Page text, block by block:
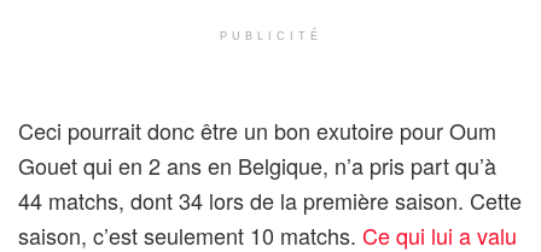
PUBLICITÉ
Ceci pourrait donc être un bon exutoire pour Oum
Gouet qui en 2 ans en Belgique, n’a pris part qu’à
44 matchs, dont 34 lors de la première saison. Cette
saison, c’est seulement 10 matchs. Ce qui lui a valu